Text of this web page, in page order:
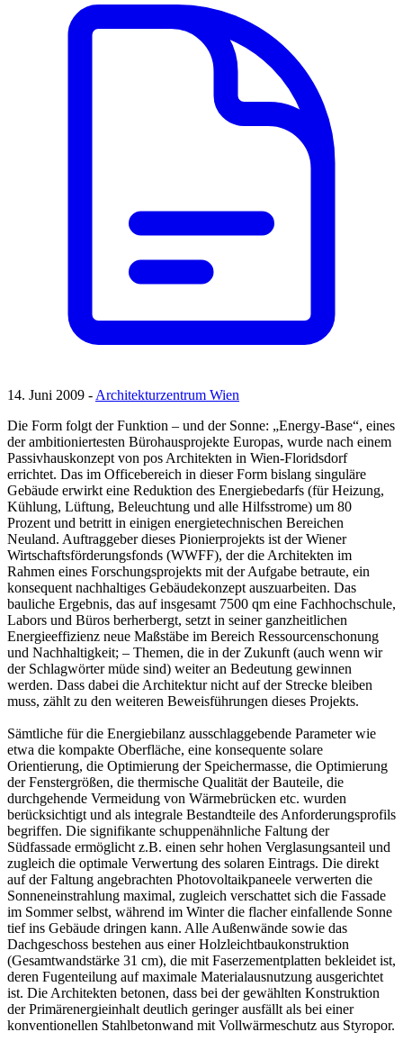
14. Juni 2009 -Architekturzentrum Wien
Die Form folgt der Funktion – und der Sonne: „Energy-Base“, eines
der ambitioniertesten Bürohausprojekte Europas, wurde nach einem
Passivhauskonzept von pos Architekten in Wien-Floridsdorf
errichtet. Das im Officebereich in dieser Form bislang singuläre
Gebäude erwirkt eine Reduktion des Energiebedarfs (für Heizung,
Kühlung, Lüftung, Beleuchtung und alle Hilfsstrome) um 80
Prozent und betritt in einigen energietechnischen Bereichen
Neuland. Auftraggeber dieses Pionierprojekts ist der Wiener
Wirtschaftsförderungsfonds (WWFF), der die Architekten im
Rahmen eines Forschungsprojekts mit der Aufgabe betraute, ein
konsequent nachhaltiges Gebäudekonzept auszuarbeiten. Das
bauliche Ergebnis, das auf insgesamt 7500 qm eine Fachhochschule,
Labors und Büros berherbergt, setzt in seiner ganzheitlichen
Energieeffizienz neue Maßstäbe im Bereich Ressourcenschonung
und Nachhaltigkeit; – Themen, die in der Zukunft (auch wenn wir
der Schlagwörter müde sind) weiter an Bedeutung gewinnen
werden. Dass dabei die Architektur nicht auf der Strecke bleiben
muss, zählt zu den weiteren Beweisführungen dieses Projekts.
Sämtliche für die Energiebilanz ausschlaggebende Parameter wie
etwa die kompakte Oberfläche, eine konsequente solare
Orientierung, die Optimierung der Speichermasse, die Optimierung
der Fenstergrößen, die thermische Qualität der Bauteile, die
durchgehende Vermeidung von Wärmebrücken etc. wurden
berücksichtigt und als integrale Bestandteile des Anforderungsprofils
begriffen. Die signifikante schuppenähnliche Faltung der
Südfassade ermöglicht z.B. einen sehr hohen Verglasungsanteil und
zugleich die optimale Verwertung des solaren Eintrags. Die direkt
auf der Faltung angebrachten Photovoltaikpaneele verwerten die
Sonneneinstrahlung maximal, zugleich verschattet sich die Fassade
im Sommer selbst, während im Winter die flacher einfallende Sonne
tief ins Gebäude dringen kann. Alle Außenwände sowie das
Dachgeschoss bestehen aus einer Holzleichtbaukonstruktion
(Gesamtwandstärke 31 cm), die mit Faserzementplatten bekleidet ist,
deren Fugenteilung auf maximale Materialausnutzung ausgerichtet
ist. Die Architekten betonen, dass bei der gewählten Konstruktion
der Primärenergieinhalt deutlich geringer ausfällt als bei einer
konventionellen Stahlbetonwand mit Vollwärmeschutz aus Styropor.